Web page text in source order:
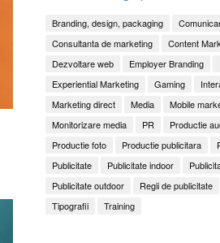
Branding, design, packaging
Consultanta de marketing
Content
Dezvoltare web
Employer Branding
Experiential Marketing
Gaming
Marketing direct
Media
Mobile
Monitorizare media
PR
Productie
Productie foto
Productie publicitara
Publicitate
Publicitate indoor
Publicitate outdoor
Regii de publicitate
Tipografii
Training